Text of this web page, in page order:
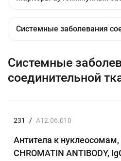
Системные
соединительной
231 / A12.06.010
Антитела к нуклеосомам,
CHROMATIN ANTIBODY,